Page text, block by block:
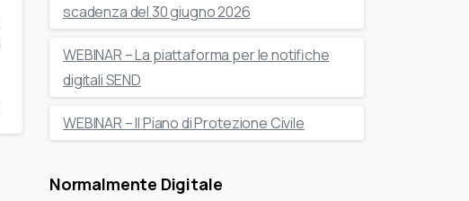
scadenza del 30 giugno 2026
WEBINAR – La piattaforma per le notifiche
digitali SEND
WEBINAR – Il Piano di Protezione Civile
Normalmente Digitale